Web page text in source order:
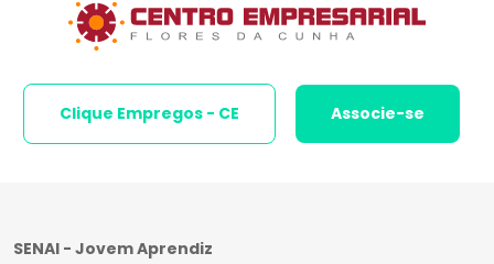
Clique Empregos - CE Associe-se
SENAI - Jovem Aprendiz